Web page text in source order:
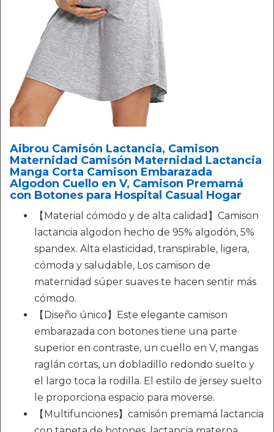
Aibrou Camisón Lactancia, Camison
Maternidad Camisón Maternidad Lactancia
Manga Corta Camison Embarazada
Algodon Cuello en V, Camison Premamá
con Botones para Hospital Casual Hogar
【Material cómodo y de alta calidad】Camison
lactancia algodon hecho de 95% algodón, 5%
spandex. Alta elasticidad, transpirable, ligera,
cómoda y saludable, Los camison de
maternidad súper suaves te hacen sentir más
cómodo.
【Diseño único】Este elegante camison
embarazada con botones tiene una parte
superior en contraste, un cuello en V, mangas
raglán cortas, un dobladillo redondo suelto y
el largo toca la rodilla. El estilo de jersey suelto
le proporciona espacio para moverse.
【Multifunciones】camisón premamá lactancia